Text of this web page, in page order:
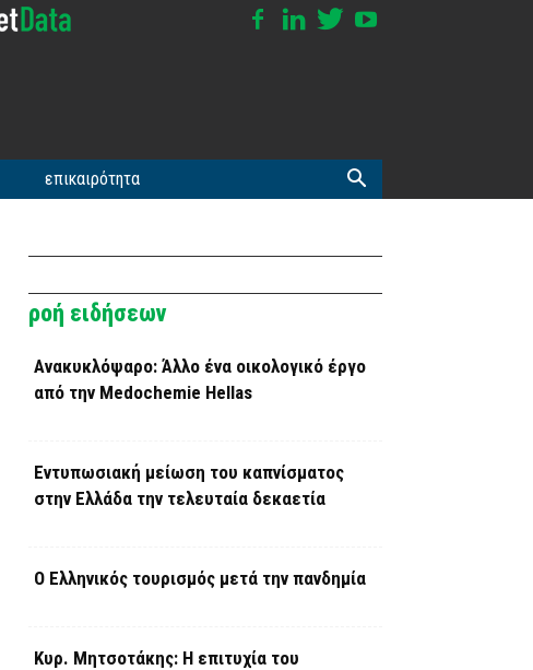
επικαιρότητα
ροή ειδήσεων
Ανακυκλόψαρο: Άλλο ένα οικολογικό έργο
από την Medochemie Hellas
Εντυπωσιακή μείωση του καπνίσματος
στην Ελλάδα την τελευταία δεκαετία
Ο Ελληνικός τουρισμός μετά την πανδημία
Κυρ. Μητσοτάκης: Η επιτυχία του